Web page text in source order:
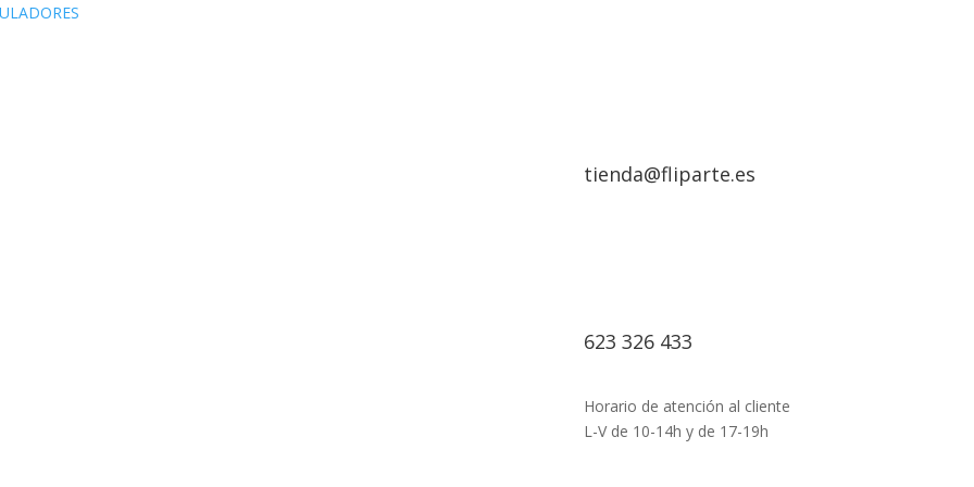
tienda@fliparte.es
623 326 433
Horario de atención al cliente
L-V de 10-14h y de 17-19h